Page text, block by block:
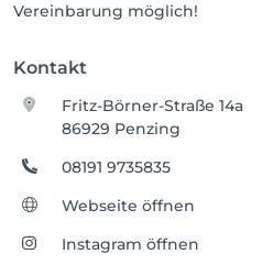
Vereinbarung möglich!
Kontakt
Fritz-Börner-Straße 14a
86929 Penzing
08191 9735835
Webseite öffnen
Instagram öffnen